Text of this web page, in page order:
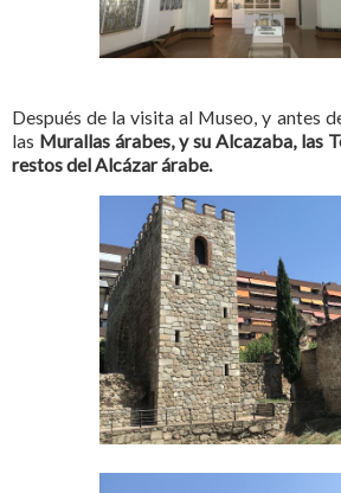
Después de la visita al Museo, y antes
las Murallas árabes, y su Alcazaba, las
restos del Alcázar árabe.